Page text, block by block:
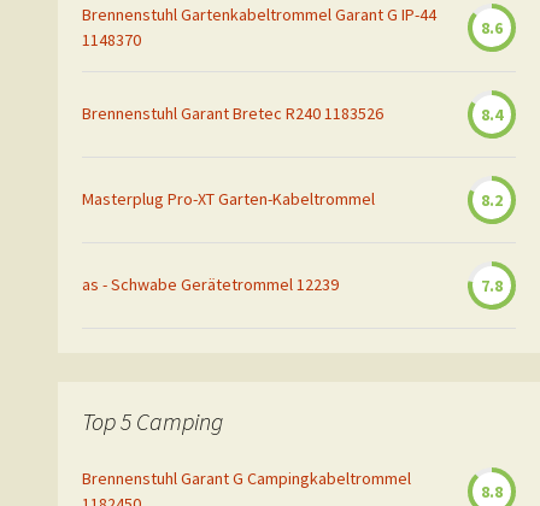
Brennenstuhl Gartenkabeltrommel Garant G IP-44
1148370
8.6
Brennenstuhl Garant Bretec R240 1183526 8.4
Masterplug Pro-XT Garten-Kabeltrommel 8.2
as - Schwabe Gerätetrommel 12239 7.8
Top 5 Camping
Brennenstuhl Garant G Campingkabeltrommel
8.8